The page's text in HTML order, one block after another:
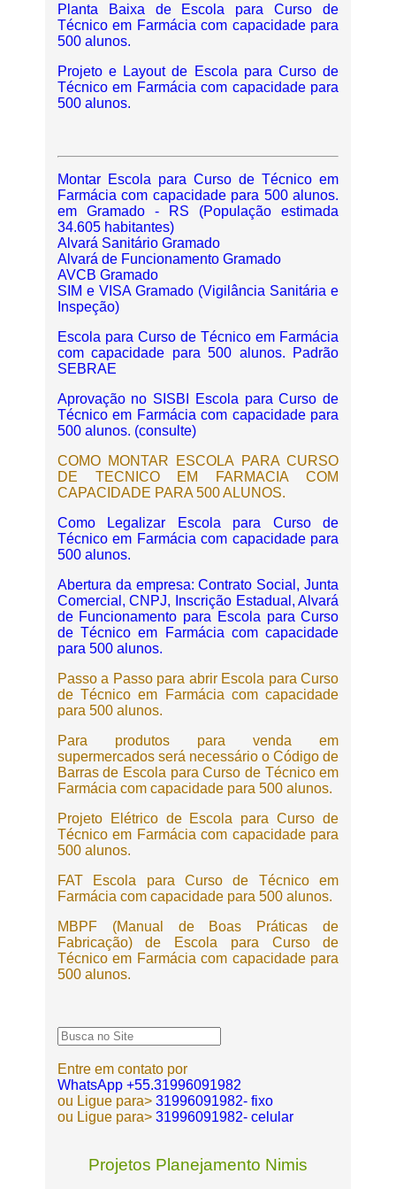
Planta Baixa de Escola para Curso de
Técnico em Farmácia com capacidade para
500 alunos.
Projeto e Layout de Escola para Curso de
Técnico em Farmácia com capacidade para
500 alunos.
Montar Escola para Curso de Técnico em
Farmácia com capacidade para 500 alunos.
em Gramado - RS (População estimada
34.605 habitantes)
Alvará Sanitário Gramado
Alvará de Funcionamento Gramado
AVCB Gramado
SIM e VISA Gramado (Vigilância Sanitária e
Inspeção)
Escola para Curso de Técnico em Farmácia
com capacidade para 500 alunos. Padrão
SEBRAE
Aprovação no SISBI Escola para Curso de
Técnico em Farmácia com capacidade para
500 alunos. (consulte)
COMO MONTAR ESCOLA PARA CURSO
DE TECNICO EM FARMACIA COM
CAPACIDADE PARA 500 ALUNOS.
Como Legalizar Escola para Curso de
Técnico em Farmácia com capacidade para
500 alunos.
Abertura da empresa: Contrato Social, Junta
Comercial, CNPJ, Inscrição Estadual, Alvará
de Funcionamento para Escola para Curso
de Técnico em Farmácia com capacidade
para 500 alunos.
Passo a Passo para abrir Escola para Curso
de Técnico em Farmácia com capacidade
para 500 alunos.
Para produtos para venda em
supermercados será necessário o Código de
Barras de Escola para Curso de Técnico em
Farmácia com capacidade para 500 alunos.
Projeto Elétrico de Escola para Curso de
Técnico em Farmácia com capacidade para
500 alunos.
FAT Escola para Curso de Técnico em
Farmácia com capacidade para 500 alunos.
MBPF (Manual de Boas Práticas de
Fabricação) de Escola para Curso de
Técnico em Farmácia com capacidade para
500 alunos.
Entre em contato por
WhatsApp +55.31996091982
ou Ligue para> 31996091982- fixo
ou Ligue para>31996091982- celular
Projetos Planejamento Nimis